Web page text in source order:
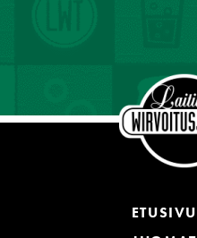
ETUSIVU